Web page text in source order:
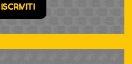
ISCRIVITI